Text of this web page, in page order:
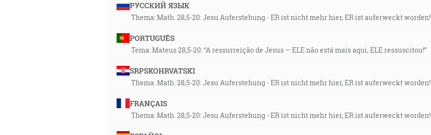
РУССКИЙ ЯЗЫК
Thema: Math. 28,5-20: Jesu Auferstehung - ER ist nicht mehr hier, ER ist auferweckt worden!
PORTUGUÊS
Tema: Mateus 28,5-20: “A ressurreição de Jesus — ELE não está mais aqui, ELE ressuscitou!”
SRPSKOHRVATSKI
Thema: Math. 28,5-20: Jesu Auferstehung - ER ist nicht mehr hier, ER ist auferweckt worden!
FRANÇAIS
Thema: Math. 28,5-20: Jesu Auferstehung - ER ist nicht mehr hier, ER ist auferweckt worden!